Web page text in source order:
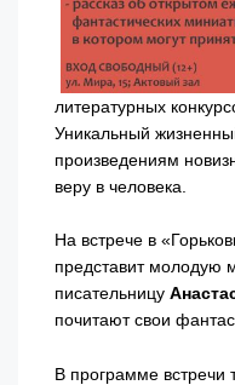
литературных
Уникальный
произведениям
веру в человека.
На встрече в
представит молодую
писательницу
почитают свои
В программе встречи